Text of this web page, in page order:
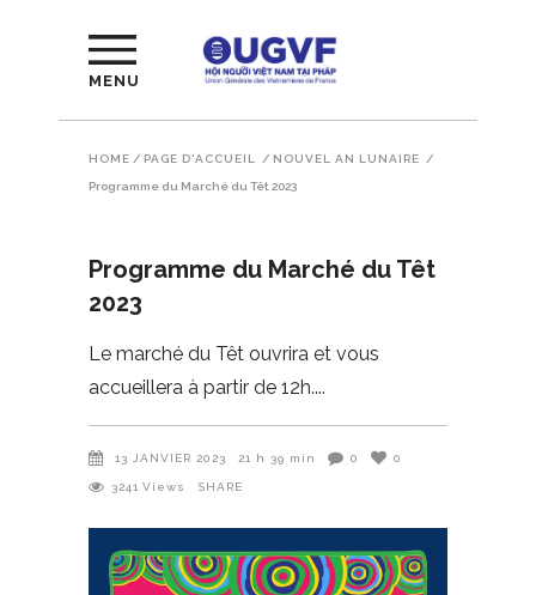
MENU
HOME / PAGE D'ACCUEIL / NOUVEL AN LUNAIRE /
Programme du Marché du Têt 2023
Programme du Marché du Têt
2023
Le marché du Têt ouvrira et vous
accueillera à partir de 12h.
13 JANVIER 2023 21 h 39 min 0 0
3241 Views SHARE